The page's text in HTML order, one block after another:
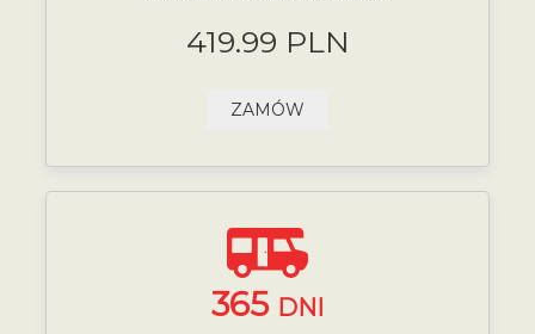
419.99 PLN
ZAMÓW
365 DNI